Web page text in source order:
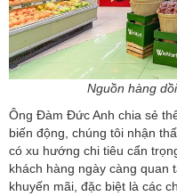
Nguồn hàng
Ông Đàm Đức Anh chia sẻ
biến động, chúng tôi nhận
có xu hướng chi tiêu cẩn
khách hàng ngày càng quan
khuyến mãi, đặc biệt là các